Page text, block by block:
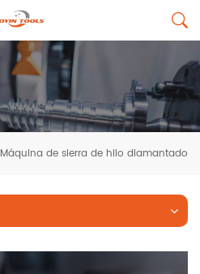
Máquina de sierra de hilo diamantado